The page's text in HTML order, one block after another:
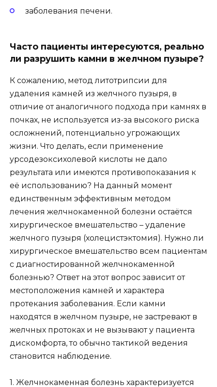
заболевания печени.
Часто пациенты интересуются, реально
ли разрушить камни в желчном пузыре?
К сожалению, метод литотрипсии для
удаления камней из желчного пузыря, в
отличие от аналогичного подхода при камнях в
почках, не используется из-за высокого риска
осложнений, потенциально угрожающих
жизни. Что делать, если применение
урсодезоксихолевой кислоты не дало
результата или имеются противопоказания к
её использованию? На данный момент
единственным эффективным методом
лечения желчнокаменной болезни остаётся
хирургическое вмешательство – удаление
желчного пузыря (холецистэктомия). Нужно ли
хирургическое вмешательство всем пациентам
с диагностированной желчнокаменной
болезнью? Ответ на этот вопрос зависит от
местоположения камней и характера
протекания заболевания. Если камни
находятся в желчном пузыре, не застревают в
желчных протоках и не вызывают у пациента
дискомфорта, то обычно тактикой ведения
становится наблюдение.
1. Желчнокаменная болезнь характеризуется